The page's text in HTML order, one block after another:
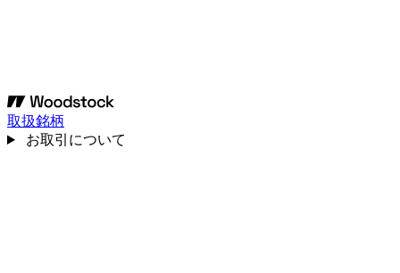
取扱銘柄
お取引について